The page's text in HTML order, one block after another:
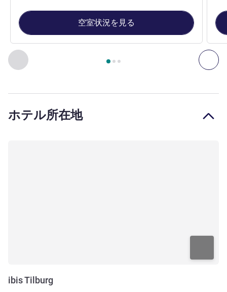
前に戻る - 客室 次
3 ページ中 , 客室 1 : Superior Room, newly
空室状況を見る
ホテル所在地
ibis Tilburg